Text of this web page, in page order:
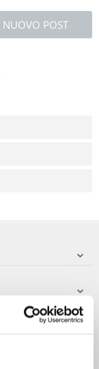
NUOVO POST